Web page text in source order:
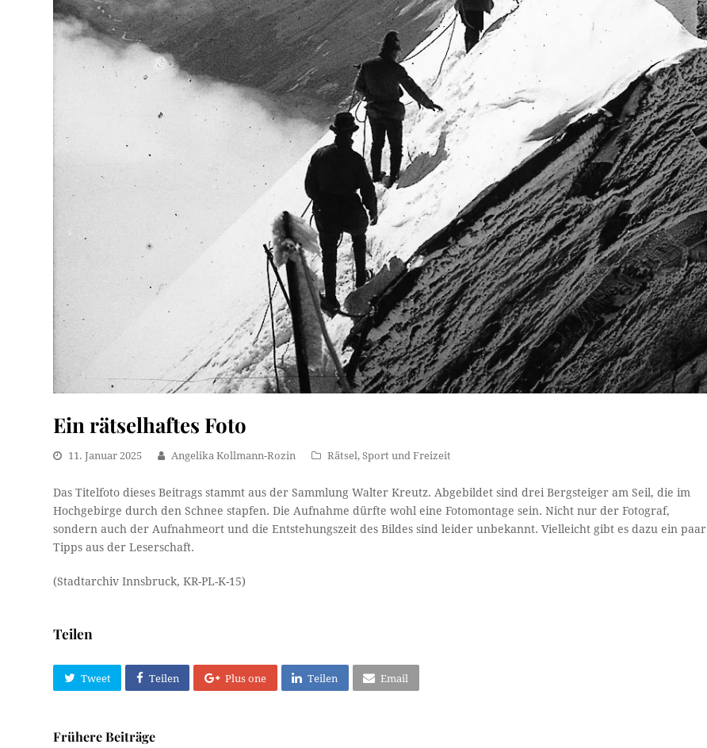
Ein rätselhaftes Foto
11. Januar 2025 Angelika Kollmann-Rozin Rätsel,Sport und Freizeit
Das Titelfoto dieses Beitrags stammt aus der Sammlung Walter Kreutz. Abgebildet sind drei Bergsteiger am Seil, die im
Hochgebirge durch den Schnee stapfen. Die Aufnahme dürfte wohl eine Fotomontage sein. Nicht nur der Fotograf,
sondern auch der Aufnahmeort und die Entstehungszeit des Bildes sind leider unbekannt. Vielleicht gibt es dazu ein paar
Tipps aus der Leserschaft.
(Stadtarchiv Innsbruck, KR-PL-K-15)
Teilen
Tweet Teilen Plus one Teilen Email
Frühere Beiträge